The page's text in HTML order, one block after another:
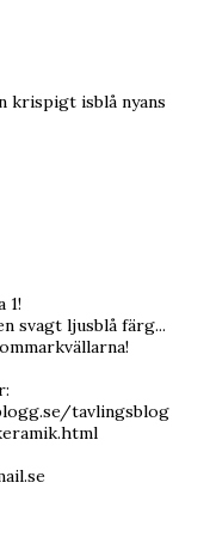
krispigt isblå nyans
1!
svagt ljusblå färg...
tavlingsblog